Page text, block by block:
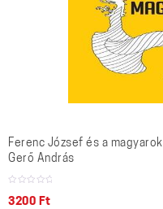
Ferenc József és a magyarok
Gerő András
3200 Ft